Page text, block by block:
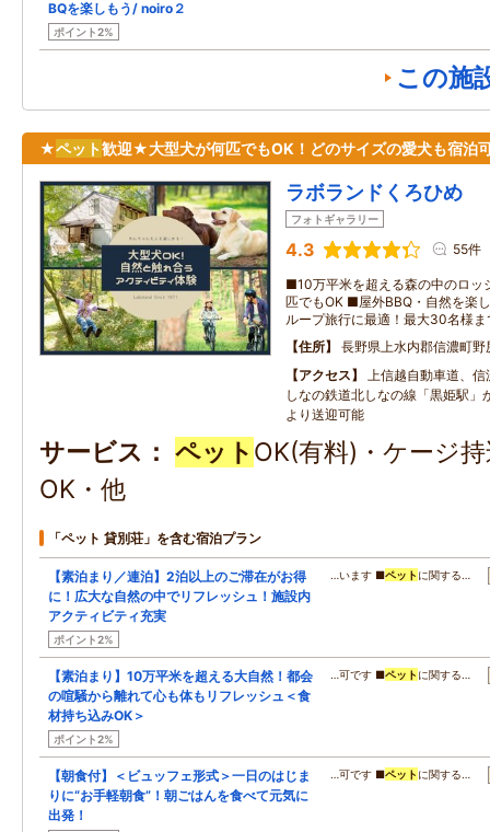
BQを楽しもう/ noiro２
ポイント2%
この施
★ペット歓迎★大型犬が何匹でもOK！どのサイズの愛犬も宿泊
ラボランドくろひめ
フォトギャラリー
4.3 55件
■10万平米を超える森の中のロ
匹でもOK ■屋外BBQ・自然を楽
ループ旅行に最適！最大30名様ま
住所
長野県上水内郡信濃町野
アクセス
上信越自動車道、
しなの鉄道北しなの線「黒姫駅」
より送迎可能
サービス ペット OK(有料)・ケージ
OK・他
「ペット 貸別荘」を含む宿泊プラン
【素泊まり／連泊】2泊以上のご滞在がお得
に！広大な自然の中でリフレッシュ！施設内
アクティビティ充実
ポイント2%
…います ■ペット に関する…
【素泊まり】10万平米を超える大自然！都会
の喧騒から離れて心も体もリフレッシュ＜食
材持ち込みOK＞
ポイント2%
…可です ■ペット に関する…
【朝食付】＜ビュッフェ形式＞一日のはじま
りに“お手軽朝食”！朝ごはんを食べて元気に
出発！
…可です ■ペット に関する…